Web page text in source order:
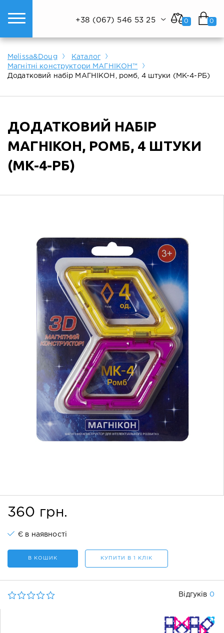
Показати все
Показати все
Показати все
+38 (067) 546 53 25
Melissa&Doug
Каталог
Магнітні конструктори МАГНІКОН™
Додатковий набір МАГНІКОН, ромб, 4 штуки (MK-4-РБ)
ДОДАТКОВИЙ НАБІР
МАГНІКОН, РОМБ, 4 ШТУКИ
(MK-4-РБ)
360 грн.
Є в наявності
В КОШИК КУПИТИ В 1 КЛІК
Відгуків 0
0 0